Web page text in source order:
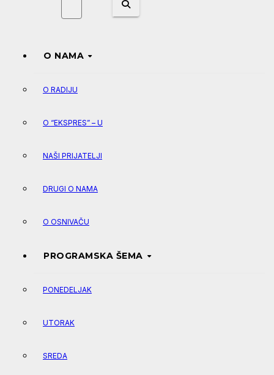
O NAMA
O RADIJU
O “EKSPRES” – U
NAŠI PRIJATELJI
DRUGI O NAMA
O OSNIVAČU
PROGRAMSKA ŠEMA
PONEDELJAK
UTORAK
SREDA